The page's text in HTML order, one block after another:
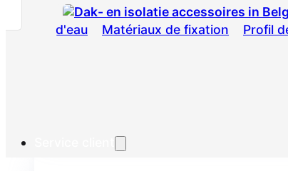
d'eau
Matériaux de fixation Profil